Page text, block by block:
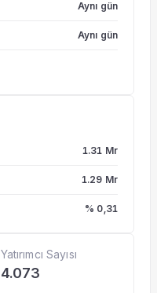
Aynı gün
Aynı gün
1.31 Mr
1.29 Mr
% 0,31
Yatırımcı Sayısı
4.073